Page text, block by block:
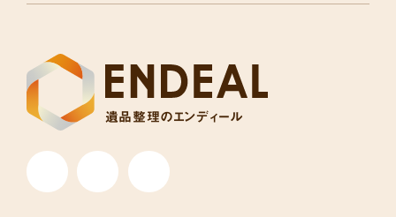
遺品整理のエンディール